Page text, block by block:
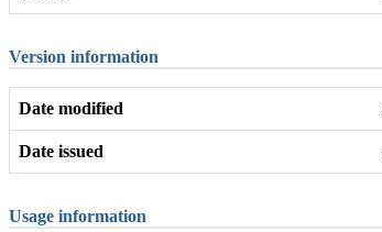
Version information
Date modified
Date issued
Usage information